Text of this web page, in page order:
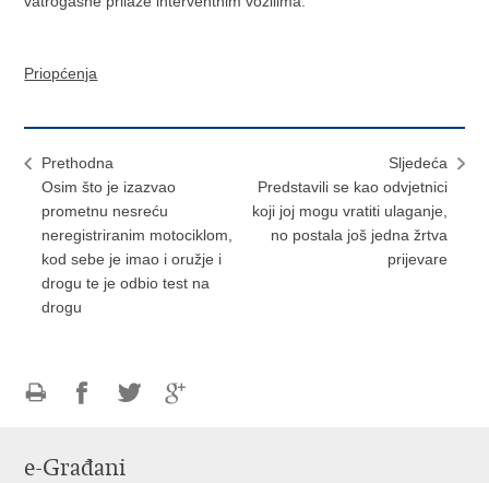
Priopćenja
Prethodna
Osim što je izazvao
prometnu nesreću
neregistriranim motociklom,
kod sebe je imao i oružje i
drogu te je odbio test na
drogu
Sljedeća
Predstavili se kao odvjetnici
koji joj mogu vratiti ulaganje,
no postala još jedna žrtva
prijevare
FacebookuTwitteru
e-Građani